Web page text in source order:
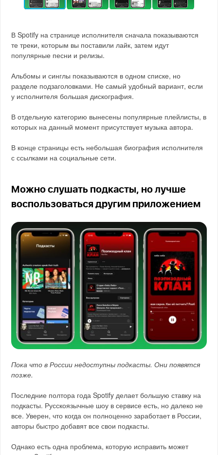
В Spotify на странице исполнителя сначала показываются
те треки, которым вы поставили лайк, затем идут
популярные песни и релизы.
Альбомы и синглы показываются в одном списке, но
разделе подзаголовками. Не самый удобный вариант, если
у исполнителя большая дискография.
В отдельную категорию вынесены популярные плейлисты, в
которых на данный момент присутствует музыка автора.
В конце страницы есть небольшая биография исполнителя
с ссылками на социальные сети.
Можно слушать подкасты, но лучше
воспользоваться другим приложением
Пока что в России недоступны подкасты. Они появятся
позже.
Последние полтора года Spotify делает большую ставку на
подкасты. Русскоязычные шоу в сервисе есть, но далеко не
все. Уверен, что когда он полноценно заработает в России,
авторы быстро добавят все свои подкасты.
Однако есть одна проблема, которую исправить может